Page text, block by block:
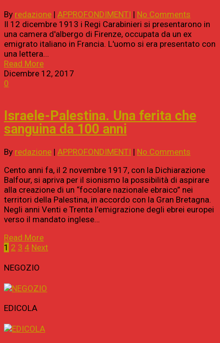
By redazione | APPROFONDIMENTI | No Comments
Il 12 dicembre 1913 i Regi Carabinieri si presentarono in
una camera d'albergo di Firenze, occupata da un ex
emigrato italiano in Francia. L'uomo si era presentato con
una lettera...
Read More
Dicembre 12, 2017
0
Israele-Palestina. Una ferita che
sanguina da 100 anni
By redazione | APPROFONDIMENTI | No Comments
Cento anni fa, il 2 novembre 1917, con la Dichiarazione
Balfour, si apriva per il sionismo la possibilità di aspirare
alla creazione di un “focolare nazionale ebraico” nei
territori della Palestina, in accordo con la Gran Bretagna.
Negli anni Venti e Trenta l’emigrazione degli ebrei europei
verso il mandato inglese…
Read More
1 2 3 4 Next
NEGOZIO
EDICOLA